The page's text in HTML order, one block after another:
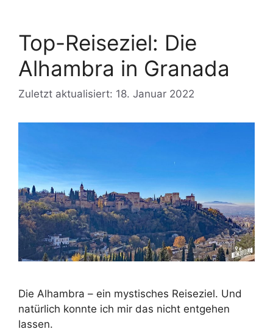
Top-Reiseziel: Die
Alhambra in Granada
Zuletzt aktualisiert: 18. Januar 2022
Die Alhambra – ein mystisches Reiseziel. Und
natürlich konnte ich mir das nicht entgehen
lassen.